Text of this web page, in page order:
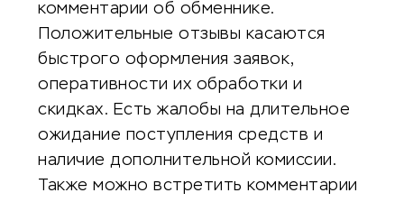
комментарии об обменнике.
Положительные отзывы касаются
быстрого оформления заявок,
оперативности их обработки и
скидках. Есть жалобы на длительное
ожидание поступления средств и
наличие дополнительной комиссии.
Также можно встретить комментарии